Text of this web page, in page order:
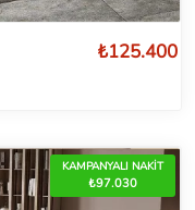
₺125.400
KAMPANYALI NAKİT
₺97.030